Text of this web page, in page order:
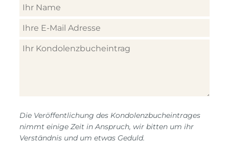
Die Veröffentlichung des Kondolenzbucheintrages
nimmt einige Zeit in Anspruch, wir bitten um ihr
Verständnis und um etwas Geduld.